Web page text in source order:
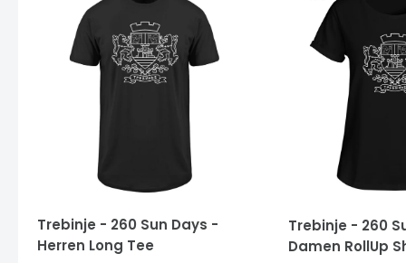
Trebinje - 260 Sun Days -
Herren Long Tee
Trebinje - 260
Damen RollUp